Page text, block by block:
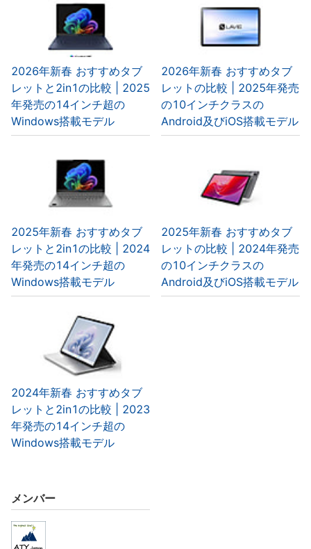
2026年新春 おすすめタブ
レットと2in1の比較 | 2025
年発売の14インチ超の
Windows搭載モデル
2026年新春 おすすめタブ
レットの比較 | 2025年発売
の10インチクラスの
Android及びiOS搭載モデル
2025年新春 おすすめタブ
レットと2in1の比較 | 2024
年発売の14インチ超の
Windows搭載モデル
2025年新春 おすすめタブ
レットの比較 | 2024年発売
の10インチクラスの
Android及びiOS搭載モデル
2024年新春 おすすめタブ
レットと2in1の比較 | 2023
年発売の14インチ超の
Windows搭載モデル
メンバー